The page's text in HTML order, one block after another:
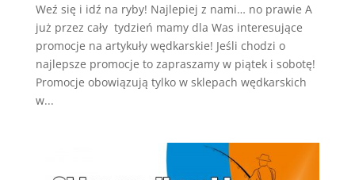
Weź się i idź na ryby! Najlepiej z nami… no prawie A
już przez cały tydzień mamy dla Was interesujące
promocje na artykuły wędkarskie! Jeśli chodzi o
najlepsze promocje to zapraszamy w piątek i sobotę!
Promocje obowiązują tylko w sklepach wędkarskich
w...